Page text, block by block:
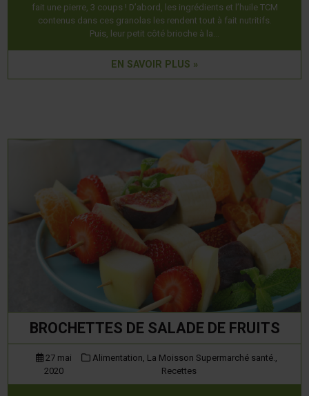
fait une pierre, 3 coups ! D’abord, les ingrédients et l’huile TCM
contenus dans ces granolas les rendent tout à fait nutritifs.
Puis, leur petit côté brioche à la…
EN SAVOIR PLUS »
BROCHETTES DE SALADE DE FRUITS
27 mai
2020
Alimentation, La Moisson Supermarché santé.,
Recettes